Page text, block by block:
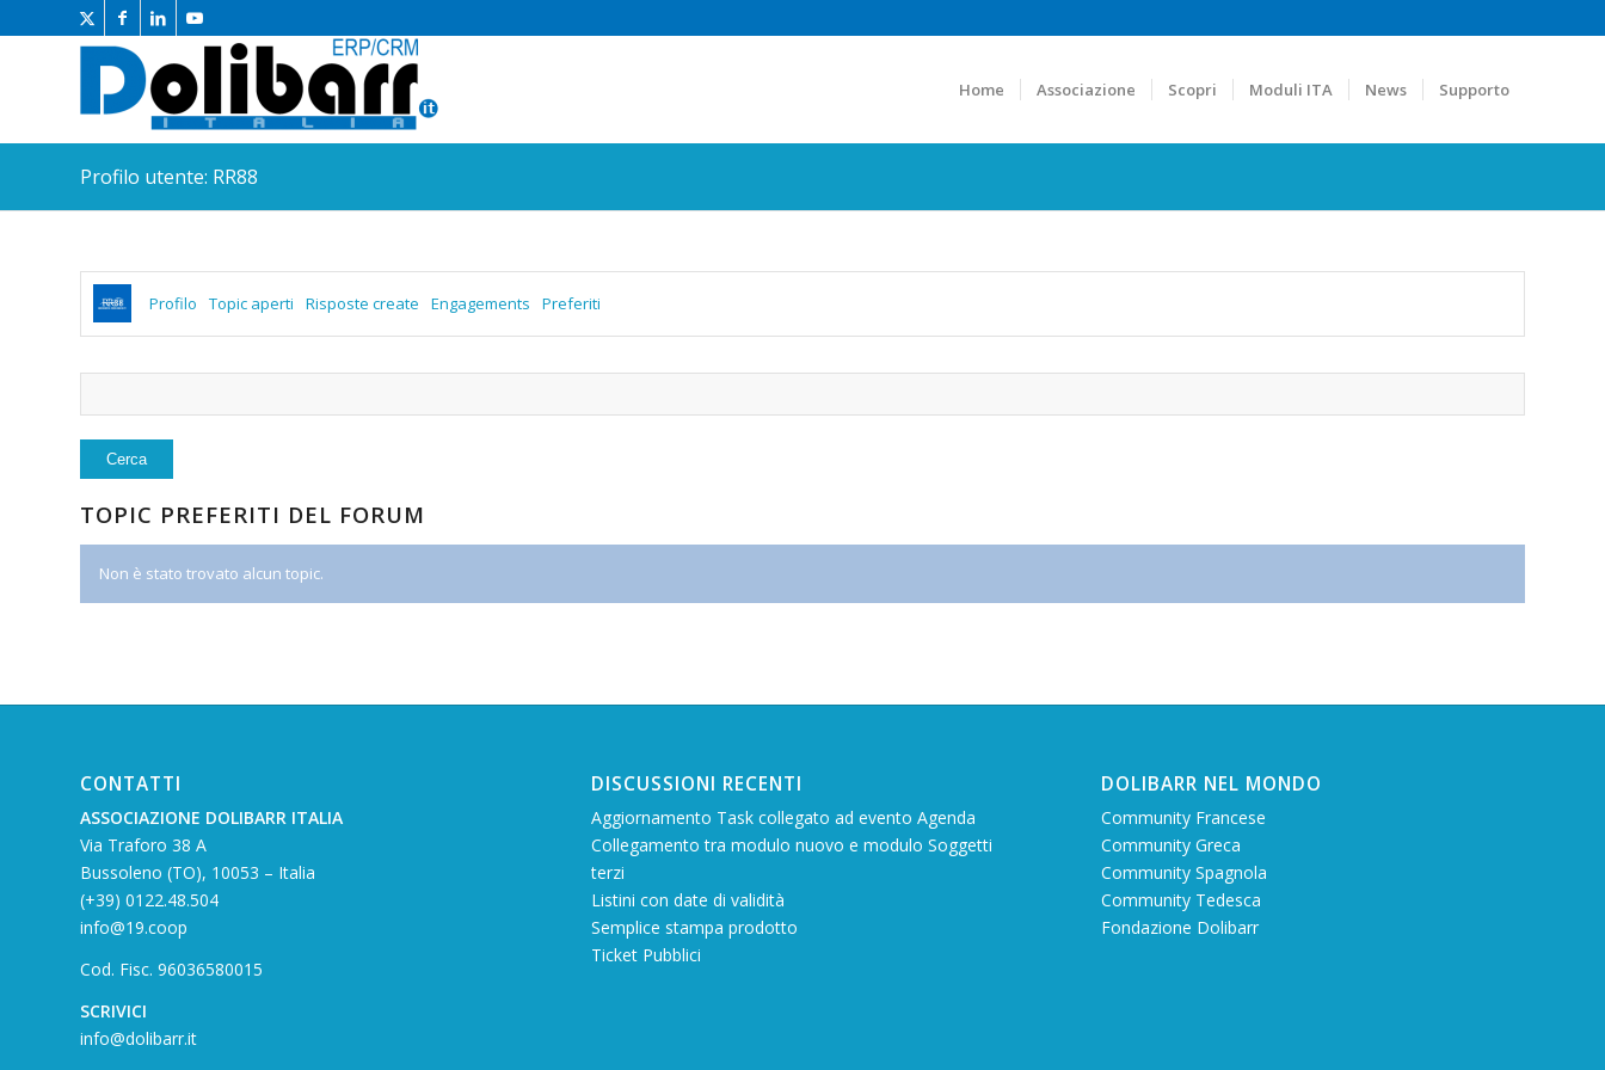
Home Associazione Scopri Moduli ITA News Supporto
Profilo utente: RR88
Profilo Topic aperti Risposte create Engagements Preferiti
TOPIC PREFERITI DEL FORUM
Non è stato trovato alcun topic.
CONTATTI
ASSOCIAZIONE DOLIBARR ITALIA
Via Traforo 38 A
Bussoleno (TO), 10053 – Italia
(+39) 0122.48.504
info@19.coop
Cod. Fisc. 96036580015
SCRIVICI
info@dolibarr.it
DISCUSSIONI RECENTI
Aggiornamento Task collegato ad evento Agenda
Collegamento tra modulo nuovo e modulo Soggetti
terzi
Listini con date di validità
Semplice stampa prodotto
Ticket Pubblici
DOLIBARR NEL MONDO
Community Francese
Community Greca
Community Spagnola
Community Tedesca
Fondazione Dolibarr